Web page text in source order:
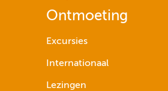
Ontmoeting
Excursies
Internationaal
Lezingen